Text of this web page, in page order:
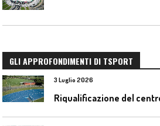
GLI APPROFONDIMENTI DI TSPORT
3 Luglio 2026